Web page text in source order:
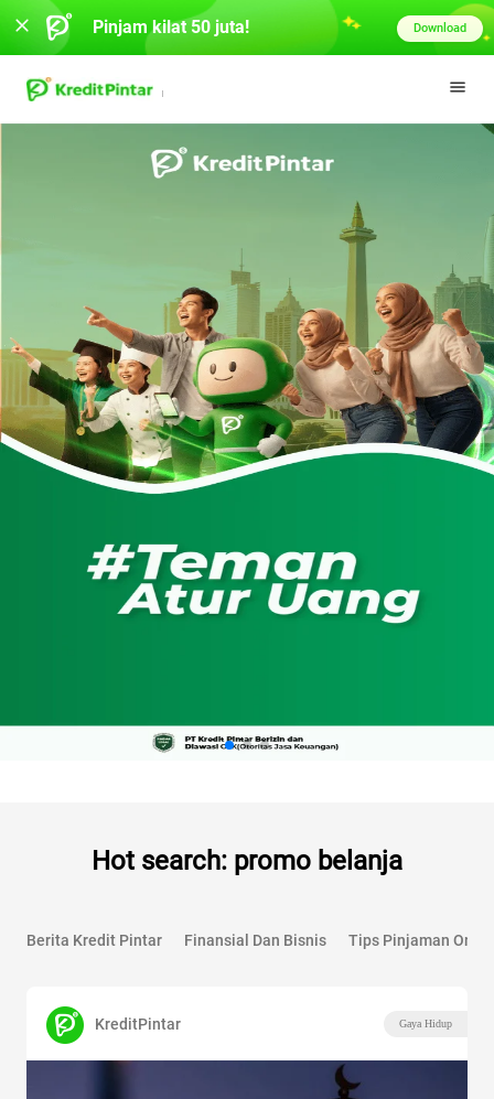
Hot search: promo belanja
Berita Kredit Pintar Finansial Dan Bisnis Tips Pinjaman
KreditPintar Gaya Hidup
Pinjam kilat 50 juta! Download